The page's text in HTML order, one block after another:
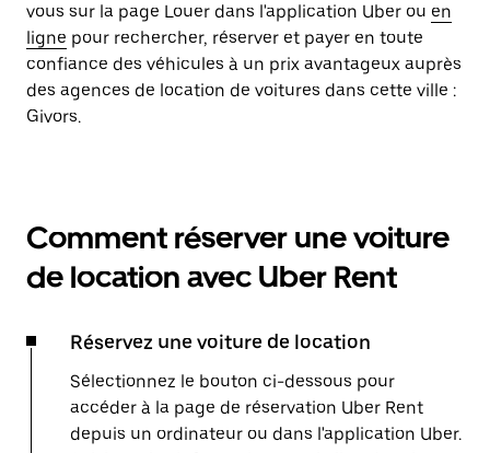
vous sur la page Louer dans l'application Uber ou en
ligne pour rechercher, réserver et payer en toute
confiance des véhicules à un prix avantageux auprès
des agences de location de voitures dans cette ville :
Givors.
Comment réserver une voiture
de location avec Uber Rent
Réservez une voiture de location
Sélectionnez le bouton ci-dessous pour
accéder à la page de réservation Uber Rent
depuis un ordinateur ou dans l'application Uber.